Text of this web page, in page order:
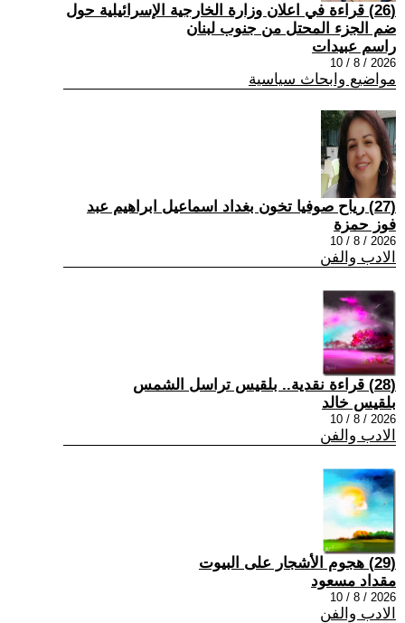
(26) قراءة في اعلان وزارة الخارجية الإسرائيلية حول
ضم الجزء المحتل من جنوب لبنان
راسم عبيدات
2026 / 8 / 10
مواضيع وابحاث سياسية
(27) رياح صوفيا تخون بغداد اسماعيل ابراهيم عبد
فوز حمزة
2026 / 8 / 10
الادب والفن
(28) قراءة نقدية.. بلقيس تراسل الشمس
بلقيس خالد
2026 / 8 / 10
الادب والفن
(29) هجوم الأشجار على البيوت
مقداد مسعود
2026 / 8 / 10
الادب والفن